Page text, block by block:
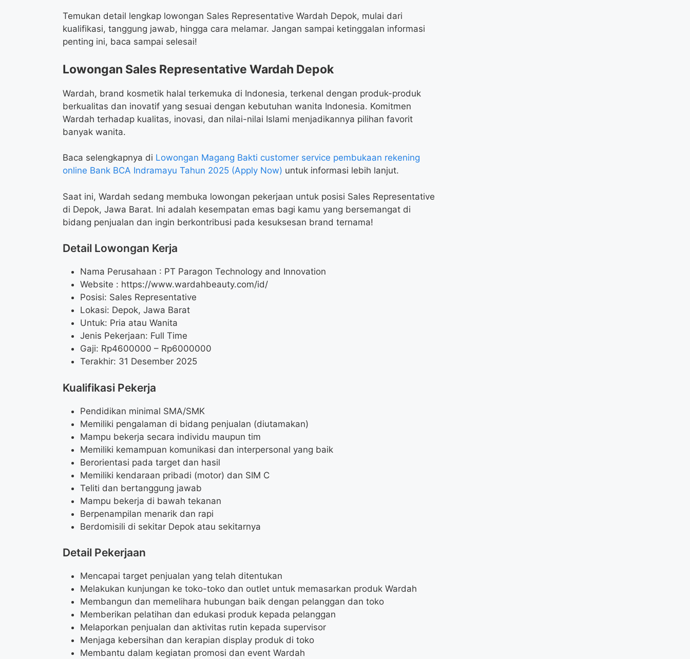
Temukan detail lengkap lowongan Sales Representative Wardah Depok, mulai dari
kualifikasi, tanggung jawab, hingga cara melamar. Jangan sampai ketinggalan informasi
penting ini, baca sampai selesai!
Lowongan Sales Representative Wardah Depok
Wardah, brand kosmetik halal terkemuka di Indonesia, terkenal dengan produk-produk
berkualitas dan inovatif yang sesuai dengan kebutuhan wanita Indonesia. Komitmen
Wardah terhadap kualitas, inovasi, dan nilai-nilai Islami menjadikannya pilihan favorit
banyak wanita.
Baca selengkapnya di Lowongan Magang Bakti customer service pembukaan rekening
online Bank BCA Indramayu Tahun 2025 (Apply Now) untuk informasi lebih lanjut.
Saat ini, Wardah sedang membuka lowongan pekerjaan untuk posisi Sales Representative
di Depok, Jawa Barat. Ini adalah kesempatan emas bagi kamu yang bersemangat di
bidang penjualan dan ingin berkontribusi pada kesuksesan brand ternama!
Detail Lowongan Kerja
Nama Perusahaan : PT Paragon Technology and Innovation
Website : https://www.wardahbeauty.com/id/
Posisi: Sales Representative
Lokasi: Depok, Jawa Barat
Untuk: Pria atau Wanita
Jenis Pekerjaan: Full Time
Gaji: Rp4600000 – Rp6000000
Terakhir: 31 Desember 2025
Kualifikasi Pekerja
Pendidikan minimal SMA/SMK
Memiliki pengalaman di bidang penjualan (diutamakan)
Mampu bekerja secara individu maupun tim
Memiliki kemampuan komunikasi dan interpersonal yang baik
Berorientasi pada target dan hasil
Memiliki kendaraan pribadi (motor) dan SIM C
Teliti dan bertanggung jawab
Mampu bekerja di bawah tekanan
Berpenampilan menarik dan rapi
Berdomisili di sekitar Depok atau sekitarnya
Detail Pekerjaan
Mencapai target penjualan yang telah ditentukan
Melakukan kunjungan ke toko-toko dan outlet untuk memasarkan produk Wardah
Membangun dan memelihara hubungan baik dengan pelanggan dan toko
Memberikan pelatihan dan edukasi produk kepada pelanggan
Melaporkan penjualan dan aktivitas rutin kepada supervisor
Menjaga kebersihan dan kerapian display produk di toko
Membantu dalam kegiatan promosi dan event Wardah